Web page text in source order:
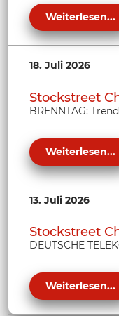
Weiterlesen...
18. Juli 2026
Stockstreet
BRENNTAG:
Weiterlesen...
13. Juli 2026
Stockstreet
DEUTSCHE
Weiterlesen...